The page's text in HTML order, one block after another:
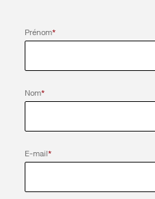
Prénom*
Nom*
E-mail*